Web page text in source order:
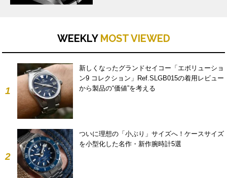
WEEKLY MOST VIEWED
1
新しくなったグランドセイコー「エボリューショ
ン9 コレクション」Ref.SLGB015の着用レビュー
から製品の“価値”を考える
2
ついに理想の「小ぶり」サイズへ！ケースサイズ
を小型化した名作・新作腕時計5選